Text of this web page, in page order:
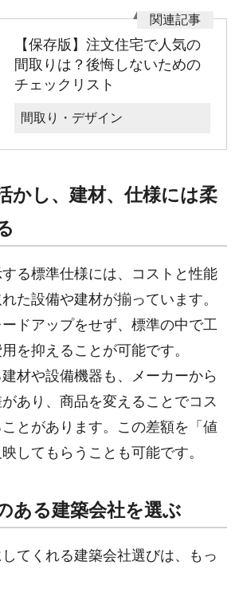
【保存版】注文住宅で人気の
間取りは？後悔しないための
チェックリスト
間取り・デザイン
かし、建材、仕様には柔
る標準仕様には、コストと性能
た設備や建材が揃っています。
ドアップをせず、標準の中で工
を抑えることが可能です。
材や設備機器も、メーカーから
あり、商品を変えることでコス
ことがあります。この差額を「値
してもらうことも可能です。
ある建築会社を選ぶ
てくれる建築会社選びは、もっ